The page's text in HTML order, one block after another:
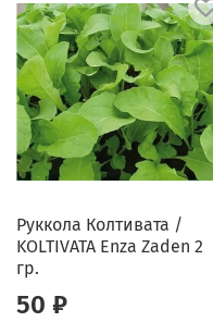
Руккола Колтивата /
KOLTIVATA Enza Zaden 2
гр.
50 ₽